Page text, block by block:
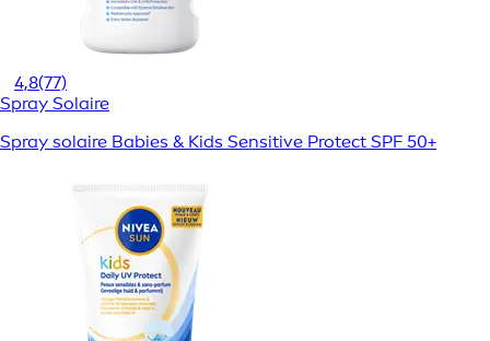
4,8(77)
Spray Solaire
Spray solaire Babies & Kids Sensitive Protect SPF 50+